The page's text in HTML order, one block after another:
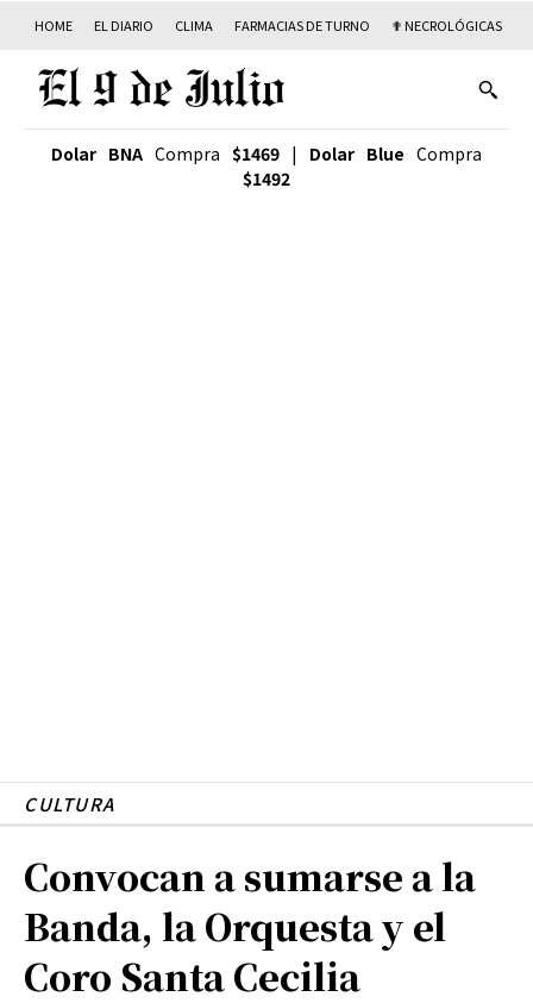
HOME EL DIARIO CLIMA FARMACIAS DE TURNO ✟ NECROLÓGICAS
Dolar BNA Compra $1469 | Dolar Blue Compra
$1492
CULTURA
Convocan a sumarse a la
Banda, la Orquesta y el
Coro Santa Cecilia